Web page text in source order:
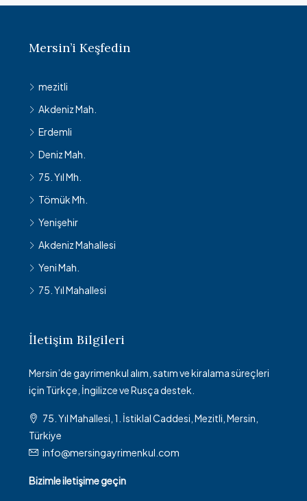
Mersin’i Keşfedin
mezitli
Akdeniz Mah.
Erdemli
Deniz Mah.
75. Yıl Mh.
Tömük Mh.
Yenişehir
Akdeniz Mahallesi
Yeni Mah.
75. Yıl Mahallesi
İletişim Bilgileri
Mersin’de gayrimenkul alım, satım ve kiralama süreçleri
için Türkçe, İngilizce ve Rusça destek.
75. Yıl Mahallesi, 1. İstiklal Caddesi, Mezitli, Mersin,
Türkiye
info@mersingayrimenkul.com
Bizimle iletişime geçin